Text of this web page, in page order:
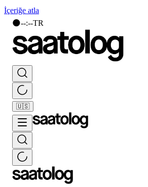
İçeriğe atla
🌑--:--TR
🇺🇸